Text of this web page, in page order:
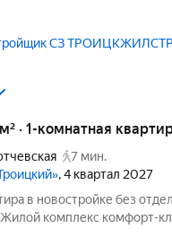
СЗ
м² · 1-комнатная
7 мин.
, 4 квартал 2027
в новостройке без
Жилой комплекс комфорт-